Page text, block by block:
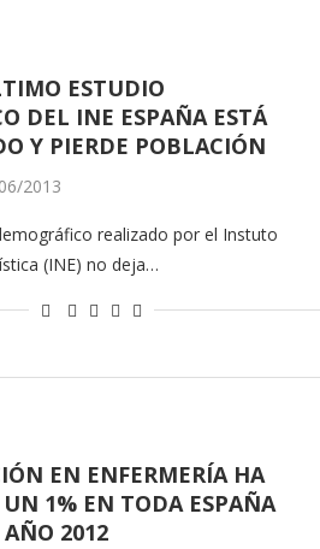
ESTUDIO
DEL INE ESPAÑA ESTÁ
Y PIERDE POBLACIÓN
2013
realizado por el Instuto
(INE) no deja…
EN ENFERMERÍA HA
1% EN TODA ESPAÑA
2012